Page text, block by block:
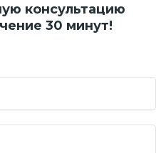
консультацию
30 минут!